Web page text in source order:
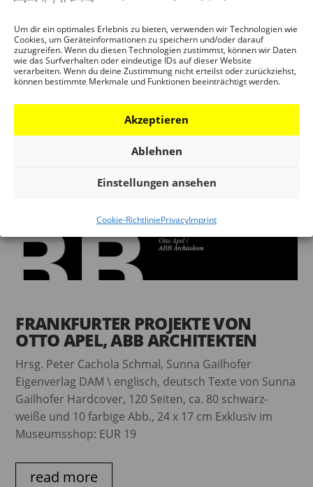
Um dir ein optimales Erlebnis zu bieten, verwenden wir Technologien wie
Cookies, um Geräteinformationen zu speichern und/oder darauf
zuzugreifen. Wenn du diesen Technologien zustimmst, können wir Daten
wie das Surfverhalten oder eindeutige IDs auf dieser Website
verarbeiten. Wenn du deine Zustimmung nicht erteilst oder zurückziehst,
können bestimmte Merkmale und Funktionen beeinträchtigt werden.
Akzeptieren
Ablehnen
Einstellungen ansehen
Cookie-RichtliniePrivacyImprint
read more
FRANKFURTER PROJEKTE VON
OTTO APEL, ABB ARCHITEKTEN
Hrsg. Peter Cachola Schmal, Sunna Gailhofer
Eigenverlag DAM \ englisch, deutsch Texte von Sunna
Gailhofer Hardcover, 120 Seiten, ca. 80 schwarz-
weiße und 10 farbige Abb., 24 x 17 cm Exklusiv im
Museumsshop: EUR 19
read more